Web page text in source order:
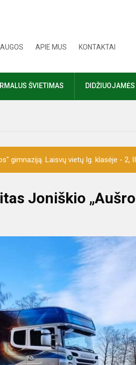
APIE MUS KONTAKTAI
ŠVIETIMAS DIDŽIUOJAMĖS
gimnaziją. Laisvų vietų Ig. klasėje - 2,
Joniškio